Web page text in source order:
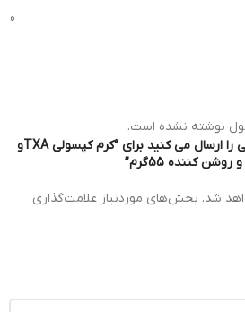
0
نوشته نشده است.
اولین نفری باشید که دیدگاهی را ارسال می کنید برای “کرم کپسولی TXAو
کننده 55گرم”
شد. بخش‌های موردنیاز علامت‌گذاری